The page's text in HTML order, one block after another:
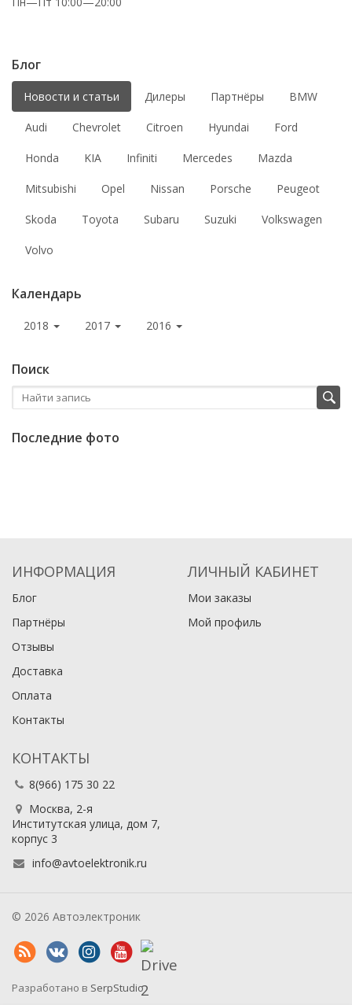
Блог
Новости и статьи Дилеры Партнёры BMW
Audi Chevrolet Citroen Hyundai Ford
Honda KIA Infiniti Mercedes Mazda
Mitsubishi Opel Nissan Porsche Peugeot
Skoda Toyota Subaru Suzuki Volkswagen
Volvo
Календарь
2018 2017 2016
Поиск
Последние фото
ИНФОРМАЦИЯ
Блог
Партнёры
Отзывы
Доставка
Оплата
Контакты
ЛИЧНЫЙ КАБИНЕТ
Мои заказы
Мой профиль
КОНТАКТЫ
8(966) 175 30 22
Москва, 2-я
Институтская улица, дом 7,
корпус 3
info@avtoelektronik.ru
© 2026 Автоэлектроник
Разработано в SerpStudio